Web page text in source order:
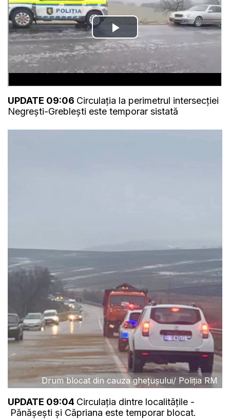
UPDATE 09:06 Circulația la perimetrul intersecției
Negrești-Greblești este temporar sistată
Drum blocat din cauza ghețușului/ Poliția RM
UPDATE 09:04 Circulația dintre localitățile -
Pănășești și Căpriana este temporar blocat.